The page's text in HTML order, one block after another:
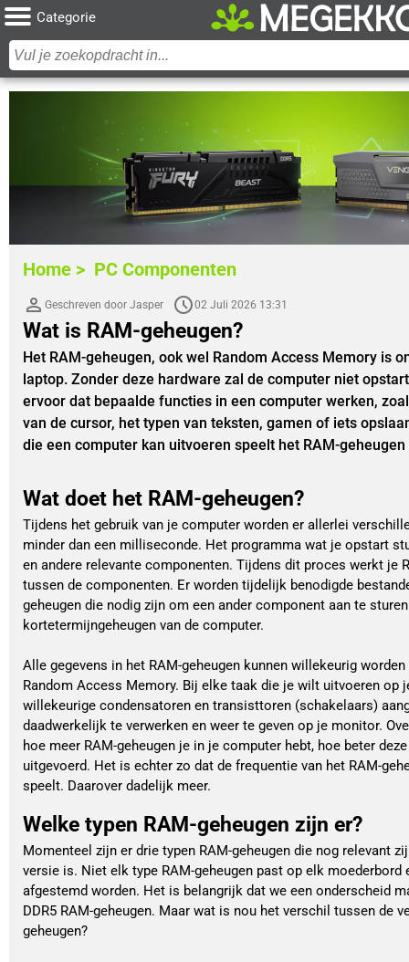
Categorie
Home > PC Componenten
Geschreven door Jasper 02 Juli 2026 13:31
Wat is RAM-geheugen?
Het RAM-geheugen, ook wel Random Access Memory is
laptop. Zonder deze hardware zal de computer niet
ervoor dat bepaalde functies in een computer werken,
van de cursor, het typen van teksten, gamen of iets
die een computer kan uitvoeren speelt het RAM-
Wat doet het RAM-geheugen?
Tijdens het gebruik van je computer worden er allerlei
minder dan een milliseconde. Het programma wat je opstart
en andere relevante componenten. Tijdens dit proces werkt je
tussen de componenten. Er worden tijdelijk benodigde
geheugen die nodig zijn om een ander component aan te
kortetermijngeheugen van de computer.
Alle gegevens in het RAM-geheugen kunnen willekeurig
Random Access Memory. Bij elke taak die je wilt uitvoeren op
willekeurige condensatoren en transisttoren (schakelaars)
daadwerkelijk te verwerken en weer te geven op je monitor.
hoe meer RAM-geheugen je in je computer hebt, hoe beter
uitgevoerd. Het is echter zo dat de frequentie van het RAM-
speelt. Daarover dadelijk meer.
Welke typen RAM-geheugen zijn er?
Momenteel zijn er drie typen RAM-geheugen die nog relevant
versie is. Niet elk type RAM-geheugen past op elk moederbord
afgestemd worden. Het is belangrijk dat we een onderscheid
DDR5 RAM-geheugen. Maar wat is nou het verschil tussen de
geheugen?